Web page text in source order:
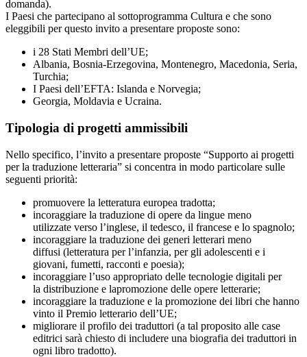
domanda).
I Paesi che partecipano al sottoprogramma Cultura e che sono
eleggibili per questo invito a presentare proposte sono:
i 28 Stati Membri dell’UE;
Albania, Bosnia-Erzegovina, Montenegro, Macedonia, Seria,
Turchia;
I Paesi dell’EFTA: Islanda e Norvegia;
Georgia, Moldavia e Ucraina.
Tipologia di progetti ammissibili
Nello specifico, l’invito a presentare proposte “Supporto ai progetti
per la traduzione letteraria” si concentra in modo particolare sulle
seguenti priorità:
promuovere la letteratura europea tradotta;
incoraggiare la traduzione di opere da lingue meno
utilizzate verso l’inglese, il tedesco, il francese e lo spagnolo;
incoraggiare la traduzione dei generi letterari meno
diffusi (letteratura per l’infanzia, per gli adolescenti e i
giovani, fumetti, racconti e poesia);
incoraggiare l’uso appropriato delle tecnologie digitali per
la distribuzione e lapromozione delle opere letterarie;
incoraggiare la traduzione e la promozione dei libri che hanno
vinto il Premio letterario dell’UE;
migliorare il profilo dei traduttori (a tal proposito alle case
editrici sarà chiesto di includere una biografia dei traduttori in
ogni libro tradotto).